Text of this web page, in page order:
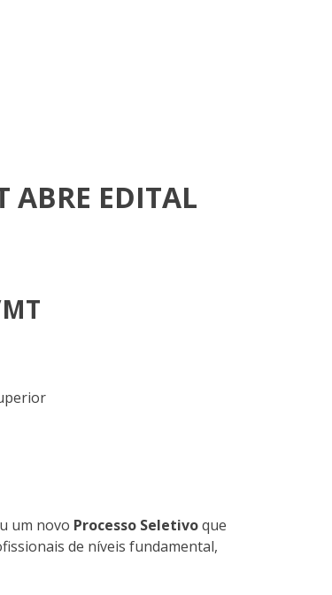
ABRE EDITAL
um novo Processo Seletivoque
de níveis fundamental,